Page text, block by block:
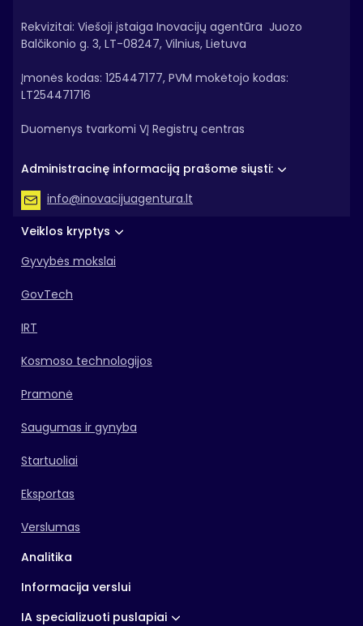
Veiklos kryptys
Gyvybės mokslai
GovTech
IRT
Kosmoso technologijos
Pramonė
Saugumas ir gynyba
Startuoliai
Eksportas
Verslumas
Analitika
Informacija verslui
IA specializuoti puslapiai
Rekvizitai: Viešoji įstaiga Inovacijų agentūra Juozo
Balčikonio g. 3, LT-08247, Vilnius, Lietuva
Įmonės kodas: 125447177, PVM mokėtojo kodas:
LT254471716
Duomenys tvarkomi VĮ Registrų centras
Administracinę informaciją prašome siųsti:
info@inovacijuagentura.lt